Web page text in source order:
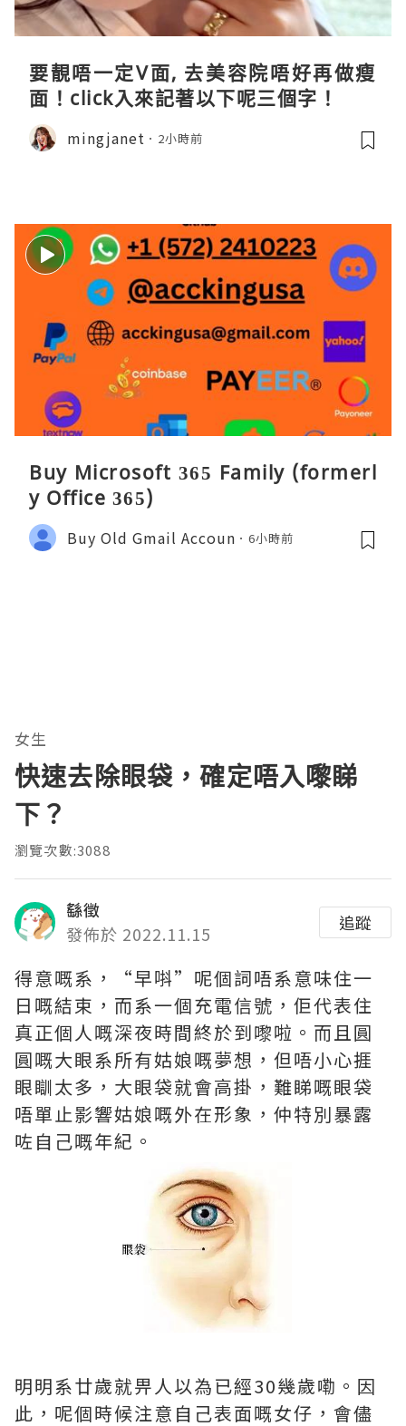
要靚唔一定V面, 去美容院唔好再做瘦
面！click入來記著以下呢三個字！
mingjanet 2小時前
Buy Microsoft 365 Family (formerl
y Office 365)
Buy Old Gmail Accoun 6小時前
女生
快速去除眼袋，確定唔入嚟睇
下？
瀏覽次數:3088
繇徵
發佈於 2022.11.15
追蹤
得意嘅系，“早唞”呢個詞唔系意味住一
日嘅結束，而系一個充電信號，佢代表住
真正個人嘅深夜時間終於到嚟啦。而且圓
圓嘅大眼系所有姑娘嘅夢想，但唔小心捱
眼瞓太多，大眼袋就會高掛，難睇嘅眼袋
唔單止影響姑娘嘅外在形象，仲特別暴露
咗自己嘅年紀。
明明系廿歲就畀人以為已經30幾歲嘞。因
此，呢個時候注意自己表面嘅女仔，會儘